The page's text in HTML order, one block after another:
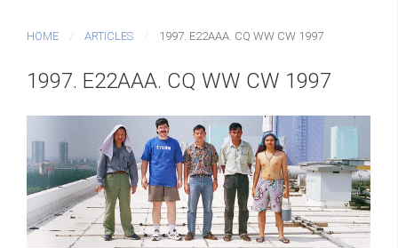
HOME ARTICLES 1997. E22AAA. CQ WW CW 1997
1997. E22AAA. CQ WW CW 1997